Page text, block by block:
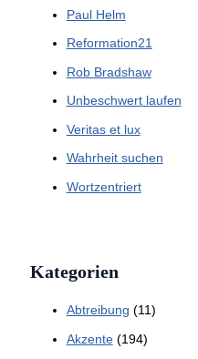
Paul Helm
Reformation21
Rob Bradshaw
Unbeschwert laufen
Veritas et lux
Wahrheit suchen
Wortzentriert
Kategorien
Abtreibung (11)
Akzente(194)